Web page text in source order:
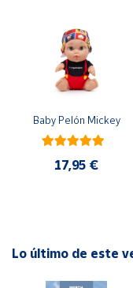
Ubicación
Península
Baleares
piezas pequeñas.
Baby Pelón Mickey
17,95 €
Lo último de este